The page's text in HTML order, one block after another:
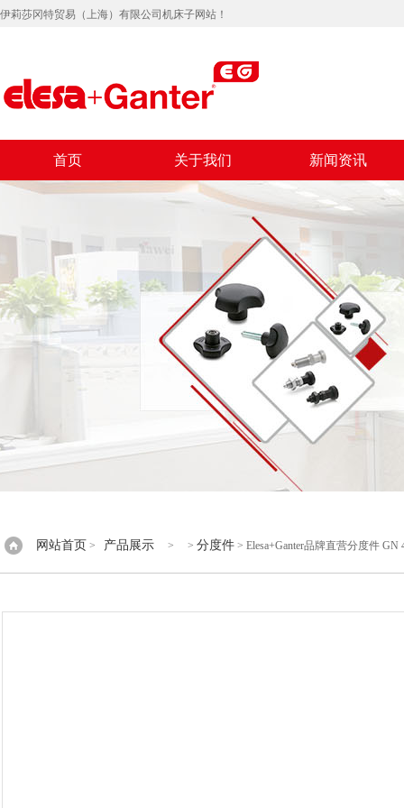
伊莉莎冈特贸易（上海）有限公司机床子网站！
首页 关于我们 新闻资讯
网站首页 > 产品展示 > > 分度件 > Elesa+Ganter品牌直营分度件